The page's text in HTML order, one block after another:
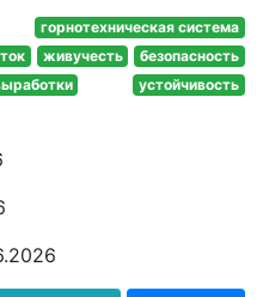
горнотехническая система
живучесть
безопасность
устойчивость